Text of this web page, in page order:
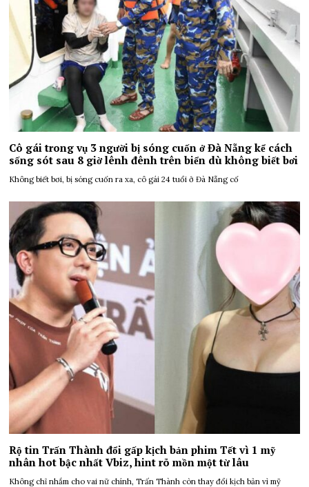
Cô gái trong vụ 3 người bị sóng cuốn ở Đà Nẵng kể cách
sống sót sau 8 giờ lênh đênh trên biển dù không biết bơi
Không biết bơi, bị sóng cuốn ra xa, cô gái 24 tuổi ở Đà Nẵng cố
Rộ tin Trấn Thành đổi gấp kịch bản phim Tết vì 1 mỹ
nhân hot bậc nhất Vbiz, hint rõ mồn một từ lâu
Không chỉ nhắm cho vai nữ chính, Trấn Thành còn thay đổi kịch bản vì mỹ